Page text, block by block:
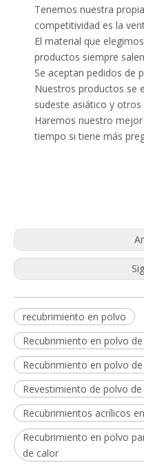
Tenemos nuestra
competitividad es la
El material que
productos siempre
Se aceptan pedidos de
Nuestros productos se
sudeste asiático y
Haremos nuestro
tiempo si tiene más
recubrimiento en polvo
Recubrimiento en polvo de
Recubrimiento en polvo
Revestimiento de polvo
Recubrimientos acrílicos
Recubrimiento en polvo
de calor